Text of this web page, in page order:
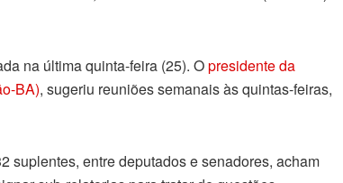
na última quinta-feira (25). Opresidente da
BA), sugeriu reuniões semanais às quintas-feiras,
suplentes, entre deputados e senadores, acham